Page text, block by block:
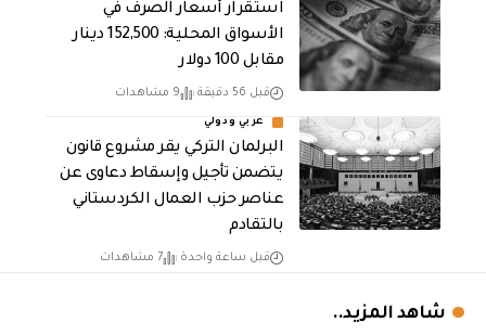
استقرار أسعار الصرف في
الأسواق المحلية: 152,500 دينار
مقابل 100 دولار
قبل 56 دقيقة 9 مشاهدات
عربي ودولي
البرلمان التركي يقر مشروع قانون
يتضمن تأجيل وإسقاط دعاوى عن
عناصر حزب العمال الكردستاني
بالتقادم
قبل ساعة واحدة 7 مشاهدات
شاهد المزيد..